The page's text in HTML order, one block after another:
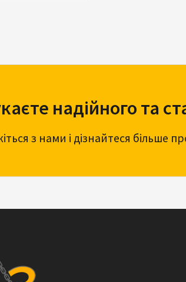
надійного та
з нами і дізнайтеся більше